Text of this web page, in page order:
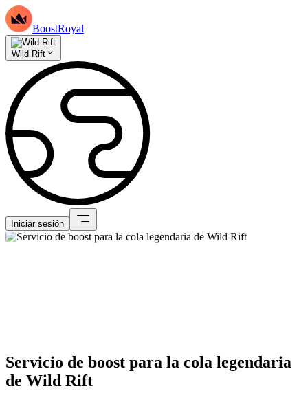
BoostRoyal
Wild Rift
Iniciar sesión
Servicio de boost para la cola legendaria
de Wild Rift